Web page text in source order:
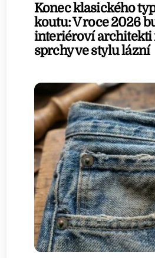
Konec klasického
koutu: V roce 2026
interiéroví architekti
sprchy ve stylu lázní